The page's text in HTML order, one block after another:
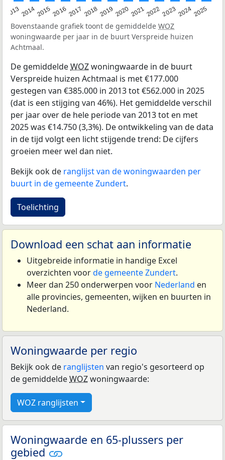
20132014201520162017 20182019 202020212022202320242025
Bovenstaande grafiek toont de gemiddelde WOZ
woningwaarde per jaar in de buurt Verspreide huizen
Achtmaal.
De gemiddeldeWOZwoningwaarde in de buurt
Verspreide huizen Achtmaal is met €177.000
gestegen van €385.000 in 2013 tot €562.000 in 2025
(dat is een stijging van 46%). Het gemiddelde verschil
per jaar over de hele periode van 2013 tot en met
2025 was €14.750 (3,3%). De ontwikkeling van de data
in de tijd volgt een licht stijgende trend: De cijfers
groeien meer wel dan niet.
Bekijk ook de ranglijst van de woningwaarden per
buurt in de gemeente Zundert.
Toelichting
Download een schat aan informatie
Uitgebreide informatie in handige Excel
overzichten voorde gemeente Zundert.
Meer dan 250 onderwerpen voor Nederland en
alle provincies, gemeenten, wijken en buurten in
Nederland.
Woningwaarde per regio
Bekijk ook de ranglijsten van regio's gesorteerd op
de gemiddeldeWOZwoningwaarde:
WOZ ranglijsten
Woningwaarde en 65-plussers per
gebied